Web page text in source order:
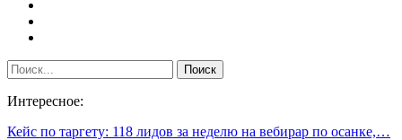
Интересное:
Кейс по таргету: 118 лидов за неделю на вебирар по осанке,…